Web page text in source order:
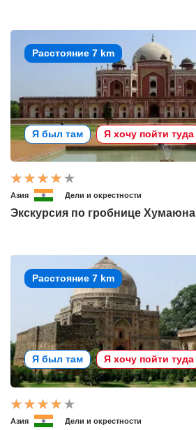
Расстояние 7 km
Я был там Я хочу пойти туда
Азия Дели и окрестности
Экскурсия по гробнице Хумаюна
Расстояние 7 km
Я был там Я хочу пойти туда
Азия Дели и окрестности